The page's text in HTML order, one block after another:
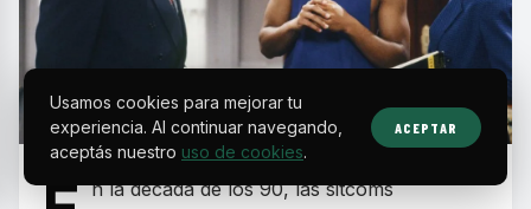
n la década de los 90, las sitcoms
Usamos cookies para mejorar tu
experiencia. Al continuar navegando,
aceptás nuestro uso de cookies.
ACEPTAR